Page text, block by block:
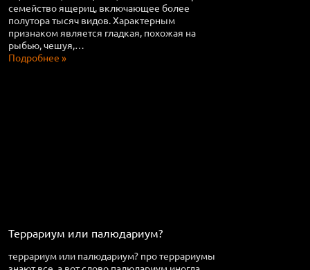
семейство ящериц, включающее более
полутора тысяч видов. Характерным
признаком является гладкая, похожая на
рыбью, чешуя,…
Подробнее »
Террариум или палюдариум?
террариум или палюдариум? про террариумы